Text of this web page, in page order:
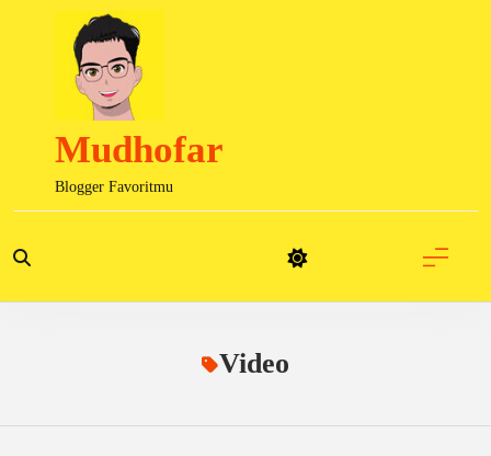
Mudhofar
Blogger Favoritmu
Video